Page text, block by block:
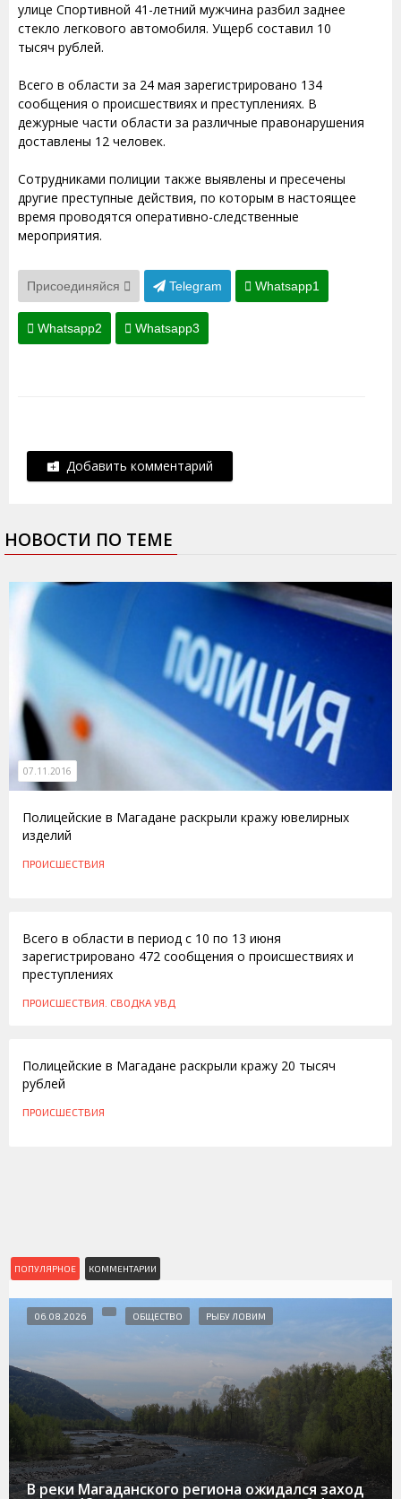
улице Спортивной 41-летний мужчина разбил заднее
стекло легкового автомобиля. Ущерб составил 10
тысяч рублей.
Всего в области за 24 мая зарегистрировано 134
сообщения о происшествиях и преступлениях. В
дежурные части области за различные правонарушения
доставлены 12 человек.
Сотрудниками полиции также выявлены и пресечены
другие преступные действия, по которым в настоящее
время проводятся оперативно-следственные
мероприятия.
Присоединяйся Telegram Whatsapp1
Whatsapp2 Whatsapp3
Добавить комментарий
НОВОСТИ ПО ТЕМЕ
07.11.2016
Полицейские в Магадане раскрыли кражу ювелирных
изделий
ПРОИСШЕСТВИЯ
Всего в области в период с 10 по 13 июня
зарегистрировано 472 сообщения о происшествиях и
преступлениях
ПРОИСШЕСТВИЯ. СВОДКА УВД
Полицейские в Магадане раскрыли кражу 20 тысяч
рублей
ПРОИСШЕСТВИЯ
ПОПУЛЯРНОЕ КОММЕНТАРИИ
В реки Магаданского региона ожидался заход
06.08.2026 ОБЩЕСТВО РЫБУ ЛОВИМ